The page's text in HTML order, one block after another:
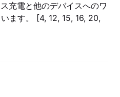
充電と他のデバイスへのワ
ます。 [4, 12, 15, 16, 20,